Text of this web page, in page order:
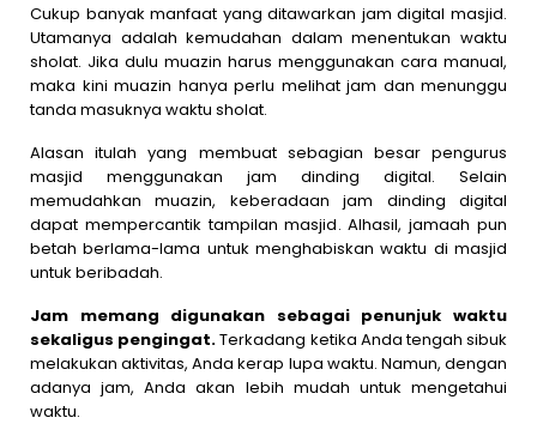
Cukup banyak manfaat yang ditawarkan jam digital masjid.
Utamanya adalah kemudahan dalam menentukan waktu
sholat. Jika dulu muazin harus menggunakan cara manual,
maka kini muazin hanya perlu melihat jam dan menunggu
tanda masuknya waktu sholat.
Alasan itulah yang membuat sebagian besar pengurus
masjid menggunakan jam dinding digital. Selain
memudahkan muazin, keberadaan jam dinding digital
dapat mempercantik tampilan masjid. Alhasil, jamaah pun
betah berlama-lama untuk menghabiskan waktu di masjid
untuk beribadah.
Jam memang digunakan sebagai penunjuk waktu
sekaligus pengingat.Terkadang ketika Anda tengah sibuk
melakukan aktivitas, Anda kerap lupa waktu. Namun, dengan
adanya jam, Anda akan lebih mudah untuk mengetahui
waktu.